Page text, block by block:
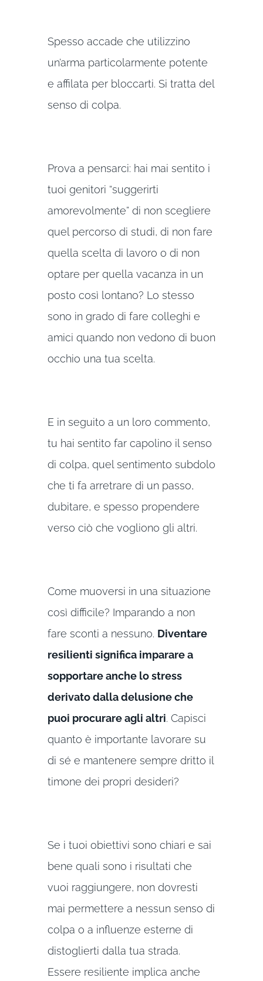
Spesso accade che utilizzino
un’arma particolarmente potente
e affilata per bloccarti. Si tratta del
senso di colpa.
Prova a pensarci: hai mai sentito i
tuoi genitori “suggerirti
amorevolmente” di non scegliere
quel percorso di studi, di non fare
quella scelta di lavoro o di non
optare per quella vacanza in un
posto così lontano? Lo stesso
sono in grado di fare colleghi e
amici quando non vedono di buon
occhio una tua scelta.
E in seguito a un loro commento,
tu hai sentito far capolino il senso
di colpa, quel sentimento subdolo
che ti fa arretrare di un passo,
dubitare, e spesso propendere
verso ciò che vogliono gli altri.
Come muoversi in una situazione
così difficile? Imparando a non
fare sconti a nessuno. Diventare
resilienti significa imparare a
sopportare anche lo stress
derivato dalla delusione che
puoi procurare agli altri. Capisci
quanto è importante lavorare su
di sé e mantenere sempre dritto il
timone dei propri desideri?
Se i tuoi obiettivi sono chiari e sai
bene quali sono i risultati che
vuoi raggiungere, non dovresti
mai permettere a nessun senso di
colpa o a influenze esterne di
distoglierti dalla tua strada.
Essere resiliente implica anche